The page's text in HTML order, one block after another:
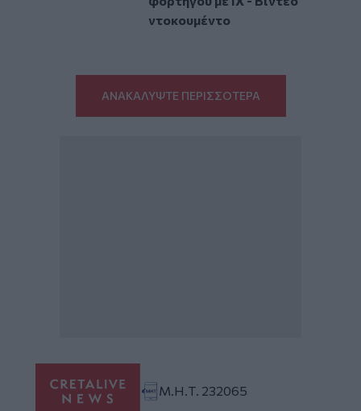
ντοκουμέντο
ΑΝΑΚΑΛΥΨΤΕ ΠΕΡΙΣΣΟΤΕΡΑ
Μ.Η.Τ. 232065